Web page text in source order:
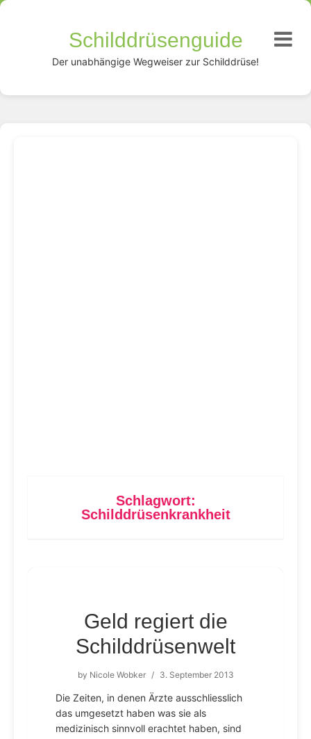
Schilddrüsenguide
Der unabhängige Wegweiser zur Schilddrüse!
Schlagwort:
Schilddrüsenkrankheit
Geld regiert die
Schilddrüsenwelt
by Nicole Wobker / 3. September 2013
Die Zeiten, in denen Ärzte ausschliesslich
das umgesetzt haben was sie als
medizinisch sinnvoll erachtet haben, sind